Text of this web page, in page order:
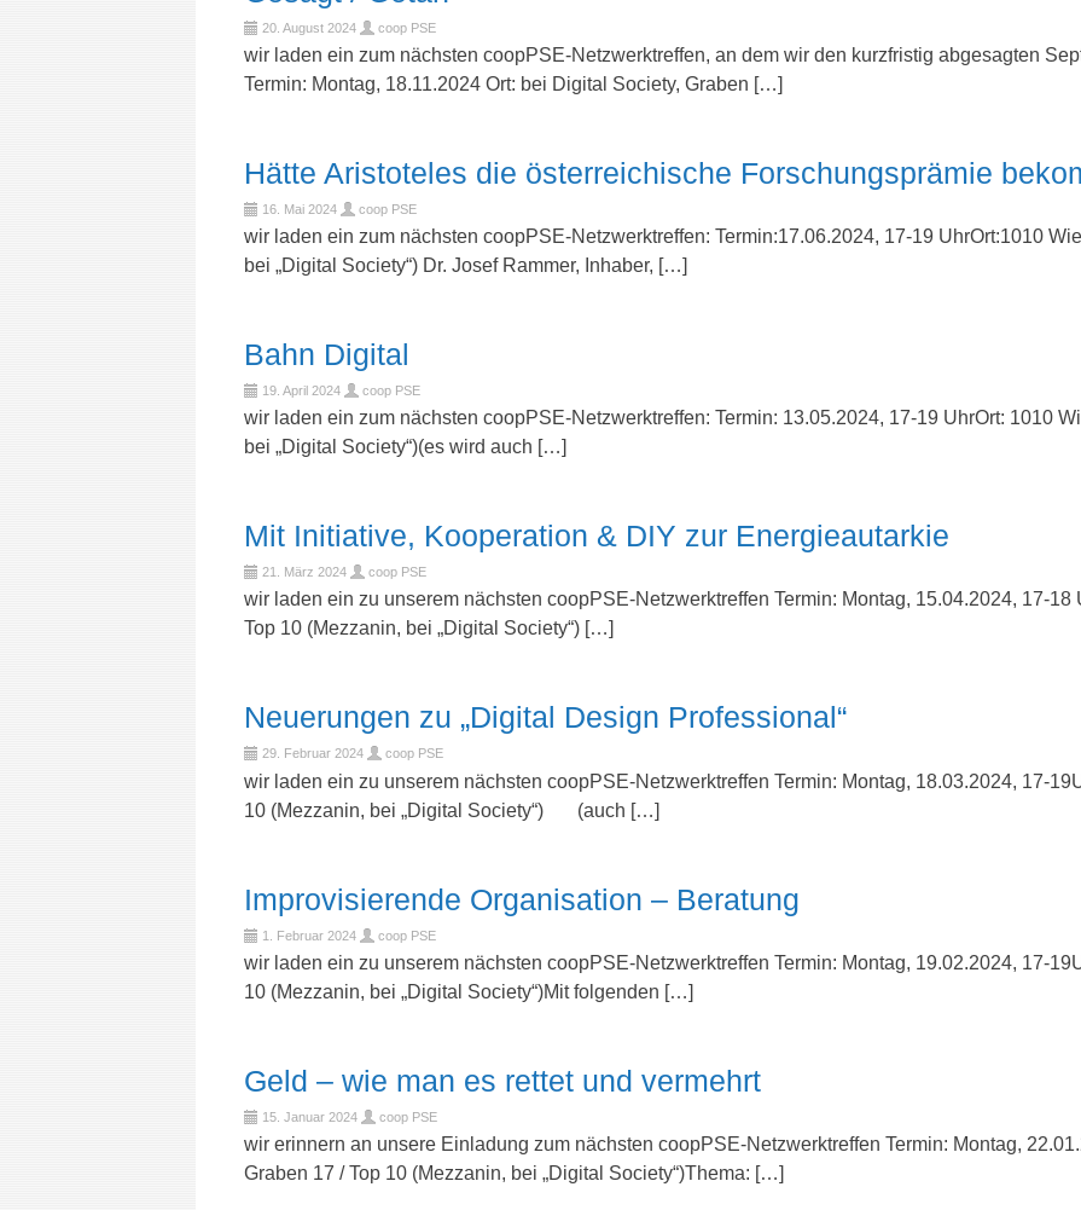
20. August 2024 coop PSE
wir laden ein zum nächsten coopPSE-Netzwerktreffen, an dem wir den kurzfristig abgesagten
Termin: Montag, 18.11.2024 Ort: bei Digital Society, Graben […]
Hätte Aristoteles die österreichische Forschungsprämie
16. Mai 2024 coop PSE
wir laden ein zum nächsten coopPSE-Netzwerktreffen: Termin:17.06.2024, 17-19 UhrOrt:1010
bei „Digital Society“) Dr. Josef Rammer, Inhaber, […]
Bahn Digital
19. April 2024 coop PSE
wir laden ein zum nächsten coopPSE-Netzwerktreffen: Termin: 13.05.2024, 17-19 UhrOrt: 1010
bei „Digital Society“)(es wird auch […]
Mit Initiative, Kooperation & DIY zur Energieautarkie
21. März 2024 coop PSE
wir laden ein zu unserem nächsten coopPSE-Netzwerktreffen Termin: Montag, 15.04.2024, 17-18
Top 10 (Mezzanin, bei „Digital Society“) […]
Neuerungen zu „Digital Design Professional“
29. Februar 2024 coop PSE
wir laden ein zu unserem nächsten coopPSE-Netzwerktreffen Termin: Montag, 18.03.2024, 17-
10 (Mezzanin, bei „Digital Society“) (auch […]
Improvisierende Organisation – Beratung
1. Februar 2024 coop PSE
wir laden ein zu unserem nächsten coopPSE-Netzwerktreffen Termin: Montag, 19.02.2024, 17-
10 (Mezzanin, bei „Digital Society“)Mit folgenden […]
Geld – wie man es rettet und vermehrt
15. Januar 2024 coop PSE
wir erinnern an unsere Einladung zum nächsten coopPSE-Netzwerktreffen Termin: Montag,
Graben 17 / Top 10 (Mezzanin, bei „Digital Society“)Thema: […]